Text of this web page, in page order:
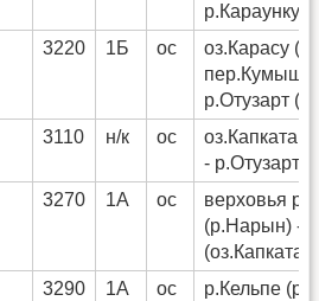
р.Караункур)
3220 1Б ос
оз.Карасу
р.Отузарт
3110 н/к ос
- р.Отузарт
3270 1А ос
верховья
(р.Нарын) -
3290 1А ос
р.Кельпе